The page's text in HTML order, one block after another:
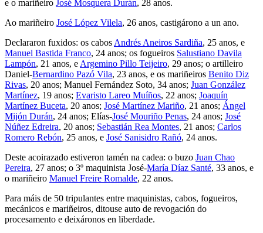
e o mariñeiro José Mosquera Durán, 28 anos.
Ao mariñeiro José López Vilela, 26 anos, castigárono a un ano.
Declararon fuxidos: os cabos Andrés Aneiros Sardiña, 25 anos, e
Manuel Bastida Franco, 24 anos; os fogueiros Salustiano Davila
Lampón, 21 anos, e Argemino Pillo Teijeiro, 29 anos; o artilleiro
Daniel-Bernardino Pazó Vila, 23 anos, e os mariñeiros Benito Diz
Rivas, 20 anos; Manuel Fernández Soto, 34 anos; Juan González
Martínez, 19 anos; Evaristo Lareo Muíños, 22 anos; Joaquín
Martínez Buceta, 20 anos; José Martínez Mariño, 21 anos; Ángel
Mijón Durán, 24 anos; Elías-José Mouriño Penas, 24 anos; José
Núñez Edreira, 20 anos; Sebastián Rea Montes, 21 anos; Carlos
Romero Rebón, 25 anos, e José Sanisidro Rañó, 24 anos.
Deste acoirazado estiveron tamén na cadea: o buzo Juan Chao
Pereira, 27 anos; o 3º maquinista José-María Díaz Santé, 33 anos, e
o mariñeiro Manuel Freire Romalde, 22 anos.
Para máis de 50 tripulantes entre maquinistas, cabos, fogueiros,
mecánicos e mariñeiros, ditouse auto de revogación do
procesamento e deixáronos en liberdade.